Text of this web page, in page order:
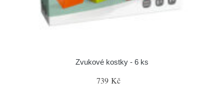
Zvukové kostky - 6 ks
739 Kč